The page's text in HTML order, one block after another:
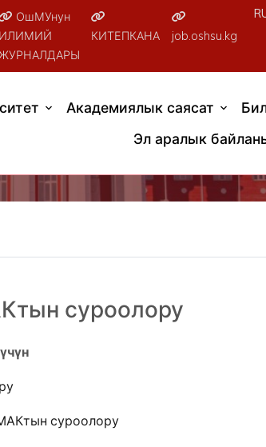
ОшМУнун
ИЛИМИЙ
КИТЕПКАНА job.oshsu.kg
Академиялык саясат
Эл аралык
суроолору
үчүн
суроолору